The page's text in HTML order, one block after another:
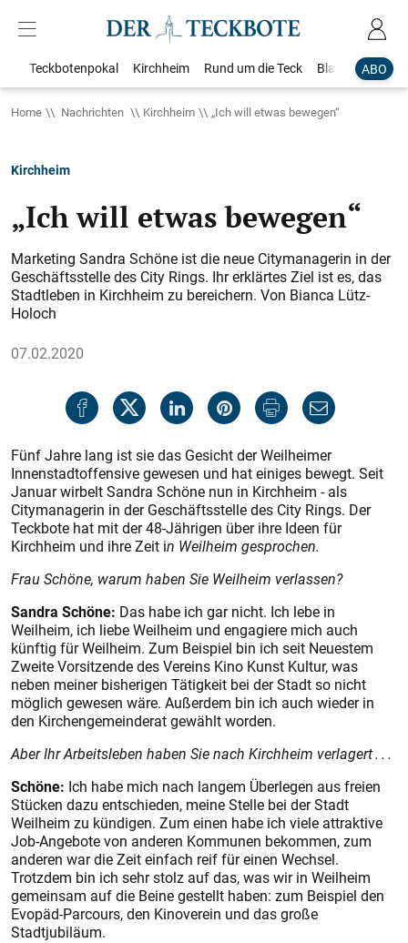
ABO
Teckbotenpokal Kirchheim Rund um die Teck Blaulicht
Home Nachrichten Kirchheim „Ich will etwas bewegen“
Kirchheim
„Ich will etwas bewegen“
Marketing Sandra Schöne ist die neue Citymanagerin in der
Geschäftsstelle des City Rings. Ihr erklärtes Ziel ist es, das
Stadtleben in Kirchheim zu bereichern. Von Bianca Lütz-
Holoch
07.02.2020
Fünf Jahre lang ist sie das Gesicht der Weilheimer
Innenstadtoffensive gewesen und hat einiges bewegt. Seit
Januar wirbelt Sandra Schöne nun in Kirchheim - als
Citymanagerin in der Geschäftsstelle des City Rings. Der
Teckbote hat mit der 48-Jährigen über ihre Ideen für
Kirchheim und ihre Zeit in Weilheim gesprochen.
Frau Schöne, warum haben Sie Weilheim verlassen?
Sandra Schöne: Das habe ich gar nicht. Ich lebe in
Weilheim, ich liebe Weilheim und engagiere mich auch
künftig für Weilheim. Zum Beispiel bin ich seit Neuestem
Zweite Vorsitzende des Vereins Kino Kunst Kultur, was
neben meiner bisherigen Tätigkeit bei der Stadt so nicht
möglich gewesen wäre. Außerdem bin ich auch wieder in
den Kirchengemeinderat gewählt worden.
Aber Ihr Arbeitsleben haben Sie nach Kirchheim verlagert . . .
Schöne: Ich habe mich nach langem Überlegen aus freien
Stücken dazu entschieden, meine Stelle bei der Stadt
Weilheim zu kündigen. Zum einen habe ich viele attraktive
Job-Angebote von anderen Kommunen bekommen, zum
anderen war die Zeit einfach reif für einen Wechsel.
Trotzdem bin ich sehr stolz auf das, was wir in Weilheim
gemeinsam auf die Beine gestellt haben: zum Beispiel den
Evopäd-Parcours, den Kinoverein und das große
Stadtjubiläum.